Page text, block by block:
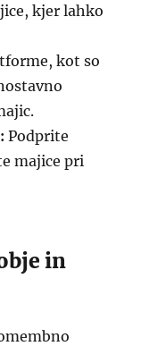
kjer lahko
kot so
Podprite
majice pri
in